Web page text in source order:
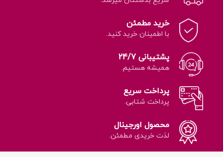
رطوبت. دارای گواهی ارگانیک مطابق
استاندارد ملی ایران و اتحادیه اروپا.
خرید مطمئن
با اطمینان خرید کنید.
پشتیبانی 24/7
همیشه هستیم.
پرداخت سریع
پرداخت شتابی.
محصول اورجینال
لذت خریدی مطمئن.